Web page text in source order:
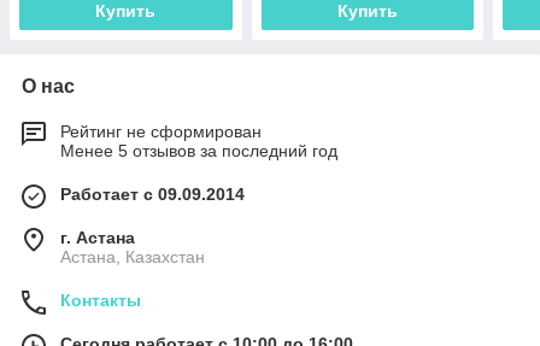
Купить Купить
О нас
Рейтинг не сформирован
Менее 5 отзывов за последний год
Работает с 09.09.2014
г. Астана
Астана, Казахстан
Контакты